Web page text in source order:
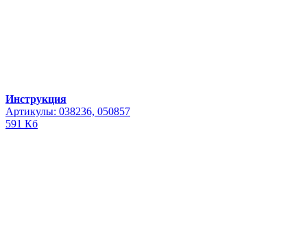
Инструкция
Артикулы: 038236, 050857
591 Кб